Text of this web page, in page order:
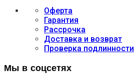
Оферта
Гарантия
Рассрочка
Доставка и возврат
Проверка подлинности
Мы в соцсетях